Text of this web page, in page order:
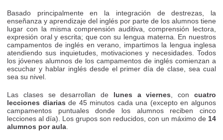
Basado principalmente en la integración de destrezas, la
enseñanza y aprendizaje del inglés por parte de los alumnos tiene
lugar con la misma comprensión auditiva, comprensión lectora,
expresión oral y escrita; que con su lengua materna. En nuestros
campamentos de inglés en verano, impartimos la lengua inglesa
atendiendo sus inquietudes, motivaciones y necesidades. Todos
los jóvenes alumnos de los campamentos de inglés comienzan a
escuchar y hablar inglés desde el primer día de clase, sea cual
sea su nivel.
Las clases se desarrollan de lunes a viernes, concuatro
lecciones diarias de 45 minutos cada una (excepto en algunos
campamentos puntuales donde los alumnos reciben cinco
lecciones al día). Los grupos son reducidos, con un máximo de 14
alumnos por aula.